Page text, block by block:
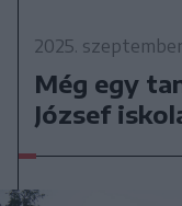
2025.
Még egy
József